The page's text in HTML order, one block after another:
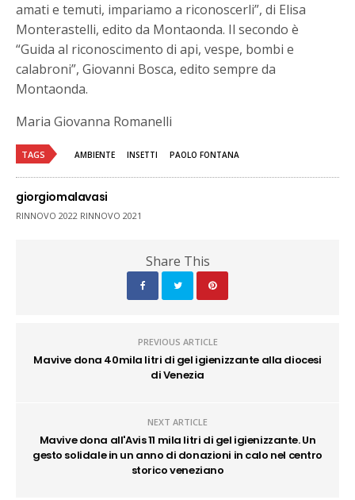
amati e temuti, impariamo a riconoscerli”, di Elisa
Monterastelli, edito da Montaonda. Il secondo è
“Guida al riconoscimento di api, vespe, bombi e
calabroni”, Giovanni Bosca, edito sempre da
Montaonda.
Maria Giovanna Romanelli
TAGS AMBIENTE INSETTI PAOLO FONTANA
giorgiomalavasi
RINNOVO 2022 RINNOVO 2021
Share This
PREVIOUS ARTICLE
Mavive dona 40mila litri di gel igienizzante alla diocesi
di Venezia
NEXT ARTICLE
Mavive dona all'Avis 11 mila litri di gel igienizzante. Un
gesto solidale in un anno di donazioni in calo nel centro
storico veneziano